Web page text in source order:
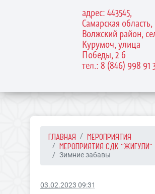
адрес: 443545,
Самарская область,
Волжский район,
Курумоч, улица
Победы, 2 б
тел.: 8 (846) 998 91
ГЛАВНАЯ
МЕРОПРИЯТИЯ
МЕРОПРИЯТИЯ СДК "ЖИГУЛИ"
Зимние забавы
03.02.2023 09:31